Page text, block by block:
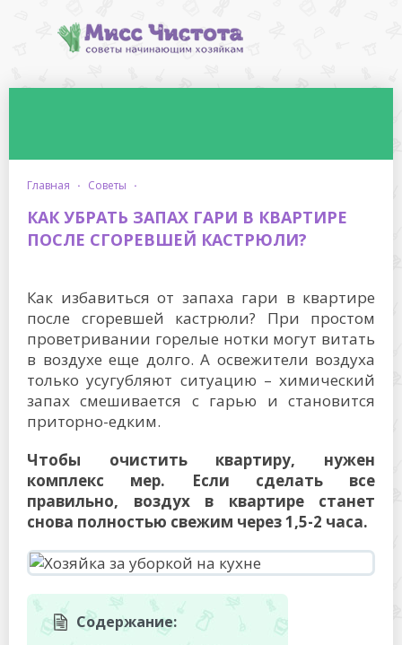
главная · советы ·
КАК УБРАТЬ ЗАПАХ ГАРИ В КВАРТИРЕ
ПОСЛЕ СГОРЕВШЕЙ КАСТРЮЛИ?
Как избавиться от запаха гари в квартире
после сгоревшей кастрюли? При простом
проветривании горелые нотки могут витать
в воздухе еще долго. А освежители воздуха
только усугубляют ситуацию – химический
запах смешивается с гарью и становится
приторно-едким.
Чтобы очистить квартиру, нужен
комплекс мер. Если сделать все
правильно, воздух в квартире станет
снова полностью свежим через 1,5-2 часа.
Содержание: